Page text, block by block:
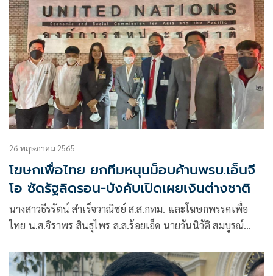
26 พฤษภาคม 2565
โฆษกเพื่อไทย ยกทีมหนุนม็อบค้านพรบ.เอ็นจี
โอ ซัดรัฐลิดรอน-บังคับเปิดเผยเงินต่างชาติ
นางสาวธีรรัตน์ สำเร็จวาณิชย์ ส.ส.กทม. และโฆษกพรรคเพื่อ
ไทย น.ส.จิราพร สินธุไพร ส.ส.ร้อยเอ็ด นายวันนิวัติ สมบูรณ์
ลงพื้นที่พูดคุยกับพี่น้องประชาชนที่มาร่วมคัดค้านร่างพระราช